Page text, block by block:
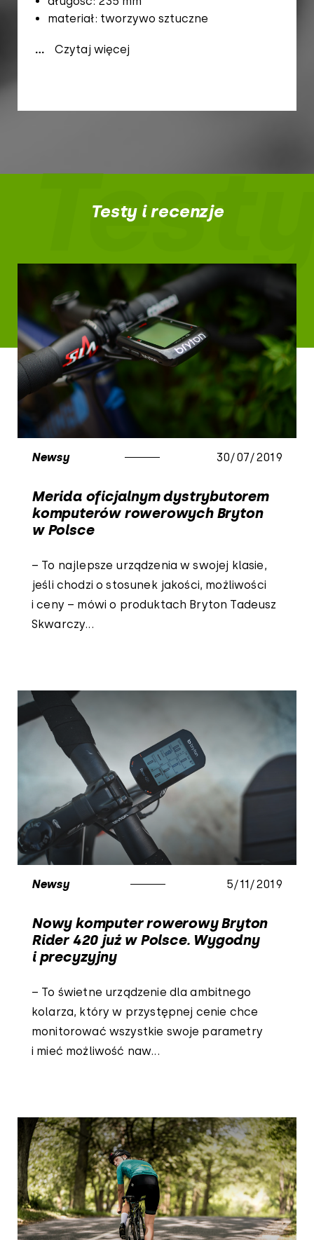
materiał: tworzywo sztuczne
... Czytaj więcej
Testy
Testy i recenzje
Newsy 30/07/2019
Merida oficjalnym dystrybutorem
komputerów rowerowych Bryton
w Polsce
– To najlepsze urządzenia w swojej klasie,
jeśli chodzi o stosunek jakości, możliwości
i ceny – mówi o produktach Bryton Tadeusz
Skwarczy...
Newsy 5/11/2019
Nowy komputer rowerowy Bryton
Rider 420 już w Polsce. Wygodny
i precyzyjny
– To świetne urządzenie dla ambitnego
kolarza, który w przystępnej cenie chce
monitorować wszystkie swoje parametry
i mieć możliwość naw...